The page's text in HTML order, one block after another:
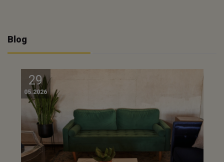
Blog
29
05.2026